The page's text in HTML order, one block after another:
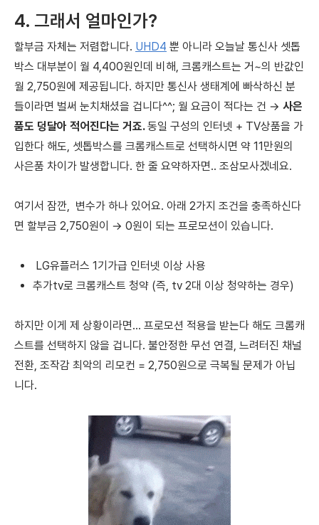
4. 그래서 얼마인가?
할부금 자체는 저렴합니다. UHD4 뿐 아니라 오늘날 통신사 셋톱
박스 대부분이 월 4,400원인데 비해, 크롬캐스트는 거~의 반값인
월 2,750원에 제공됩니다. 하지만 통신사 생태계에 빠삭하신 분
들이라면 벌써 눈치채셨을 겁니다^^; 월 요금이 적다는 건 → 사은
품도 덩달아 적어진다는 거죠.동일 구성의 인터넷 + TV상품을 가
입한다 해도, 셋톱박스를 크롬캐스트로 선택하시면 약 11만원의
사은품 차이가 발생합니다. 한 줄 요약하자면.. 조삼모사겠네요.
여기서 잠깐, 변수가 하나 있어요. 아래 2가지 조건을 충족하신다
면 할부금 2,750원이 → 0원이 되는 프로모션이 있습니다.
LG유플러스 1기가급 인터넷 이상 사용
추가tv로 크롬캐스트 청약 (즉, tv 2대 이상 청약하는 경우)
하지만 이게 제 상황이라면... 프로모션 적용을 받는다 해도 크롬캐
스트를 선택하지 않을 겁니다. 불안정한 무선 연결, 느려터진 채널
전환, 조작감 최악의 리모컨 = 2,750원으로 극복될 문제가 아닙
니다.